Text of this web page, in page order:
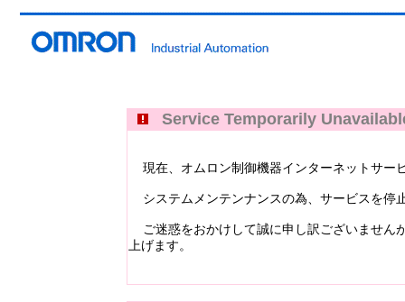
Service Temporarily
現在、オムロン制御機器インターネットサー
システムメンテンナンスの為、サービスを停
ご迷惑をおかけして誠に申し訳ございません
上げます。